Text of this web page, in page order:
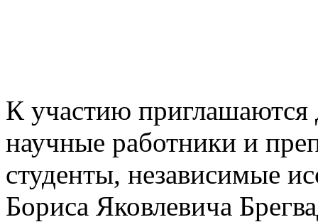
К участию приглашаются
научные работники и
студенты, независимые
Бориса Яковлевича